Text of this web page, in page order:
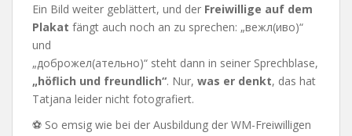
Ein Bild weiter geblättert, und der Freiwillige auf dem
Plakat fängt auch noch an zu sprechen: „вежл(иво)“
und
„доброжел(ательно)“ steht dann in seiner Sprechblase,
„höflich und freundlich“. Nur, was er denkt, das hat
Tatjana leider nicht fotografiert.
⚽ So emsig wie bei der Ausbildung der WM-Freiwilligen